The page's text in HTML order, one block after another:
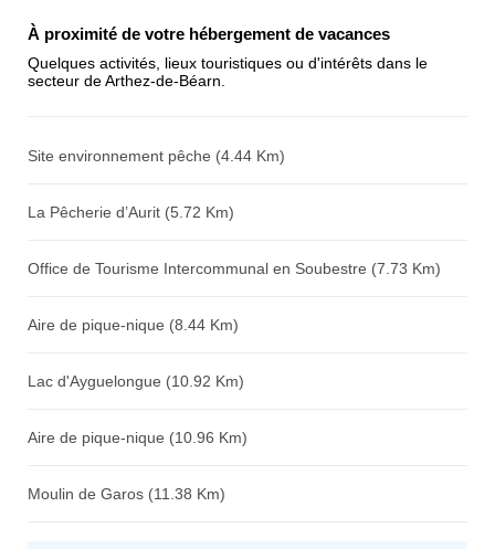
À proximité de votre hébergement de vacances
Quelques activités, lieux touristiques ou d'intérêts dans le
secteur de Arthez-de-Béarn.
Site environnement pêche (4.44 Km)
La Pêcherie d’Aurit (5.72 Km)
Office de Tourisme Intercommunal en Soubestre (7.73 Km)
Aire de pique-nique (8.44 Km)
Lac d'Ayguelongue (10.92 Km)
Aire de pique-nique (10.96 Km)
Moulin de Garos (11.38 Km)